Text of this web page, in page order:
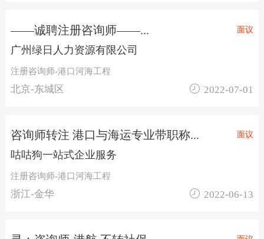
——诚聘注册咨询师——... 面议
广州绿日人力资源有限公司
注册咨询师-港口河海工程
北京-东城区  2022-07-01
咨询师转注 港口与海运专业带职称... 面议
咕咕狗一站式企业服务
注册咨询师-港口河海工程
浙江-金华  2022-06-13